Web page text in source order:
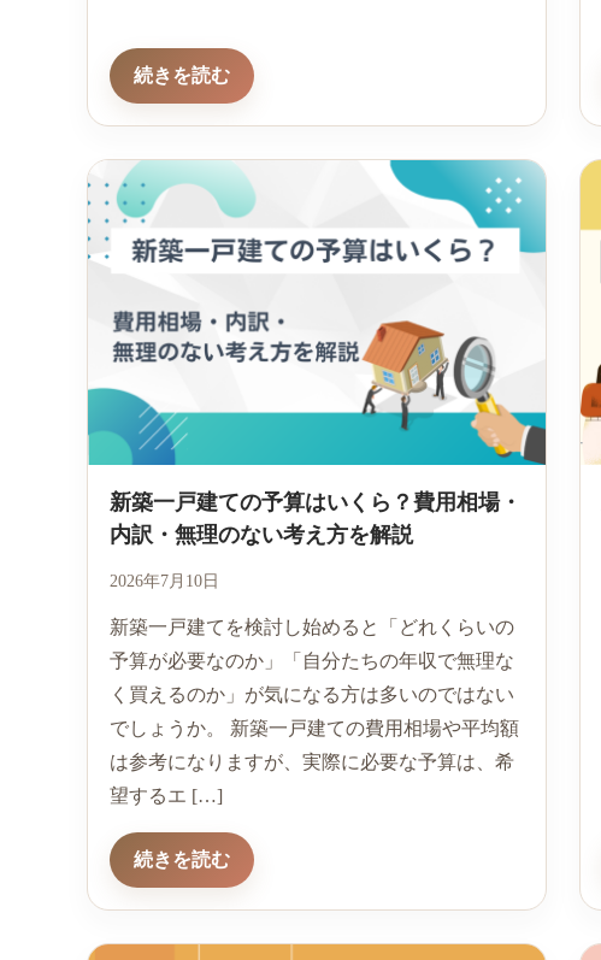
続きを読む
新築一戸建ての予算はいくら？費用相場・
内訳・無理のない考え方を解説
2026年7月10日
新築一戸建てを検討し始めると「どれくらいの
予算が必要なのか」「自分たちの年収で無理な
く買えるのか」が気になる方は多いのではない
でしょうか。 新築一戸建ての費用相場や平均額
は参考になりますが、実際に必要な予算は、希
望するエ […]
続きを読む